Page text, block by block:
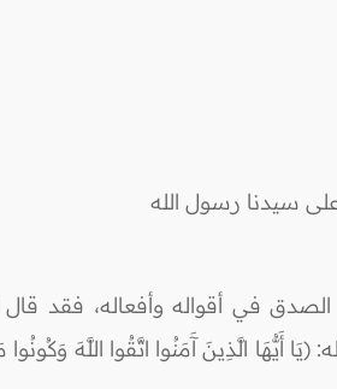
على سيدنا رسول الله
في أقواله وأفعاله، فقد قال